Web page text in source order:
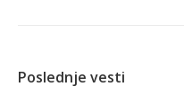
Poslednje vesti